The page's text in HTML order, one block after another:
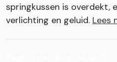
springkussen is overdekt,
verlichting en geluid. Lees